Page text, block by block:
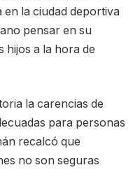
en la ciudad deportiva
pensar en su
hijos a la hora de
la carencias de
para personas
recalcó que
no son seguras